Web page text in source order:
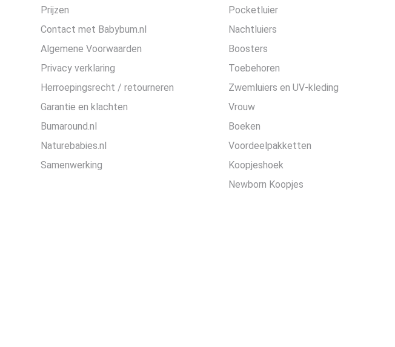
Prijzen
Contact met Babybum.nl
Algemene Voorwaarden
Privacy verklaring
Herroepingsrecht / retourneren
Garantie en klachten
Bumaround.nl
Naturebabies.nl
Samenwerking
Pocketluier
Nachtluiers
Boosters
Toebehoren
Zwemluiers en UV-kleding
Vrouw
Boeken
Voordeelpakketten
Koopjeshoek
Newborn Koopjes